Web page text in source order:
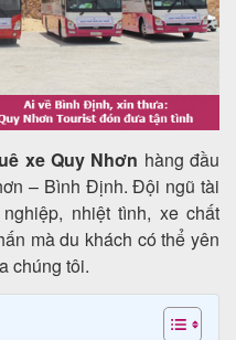
xe Quy Nhơn hàng đầu
– Bình Định. Đội ngũ tài
nhiệt tình, xe chất
mà du khách có thể yên
chúng tôi.